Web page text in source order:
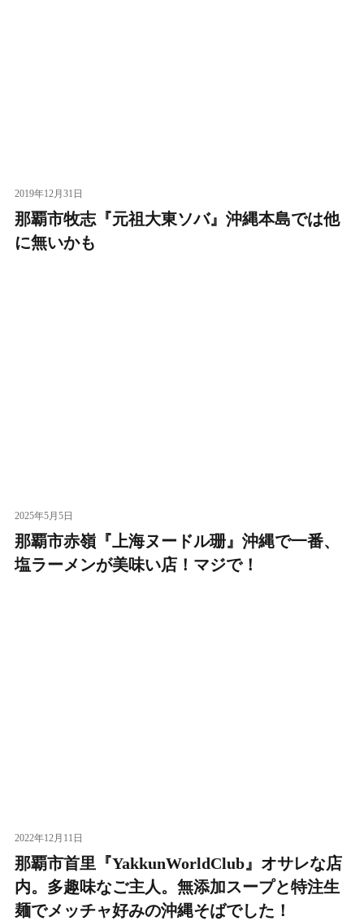
2019年12月31日
那覇市牧志『元祖大東ソバ』沖縄本島では他
に無いかも
2025年5月5日
那覇市赤嶺『上海ヌードル珊』沖縄で一番、
塩ラーメンが美味い店！マジで！
2022年12月11日
那覇市首里『YakkunWorldClub』オサレな店
内。多趣味なご主人。無添加スープと特注生
麺でメッチャ好みの沖縄そばでした！